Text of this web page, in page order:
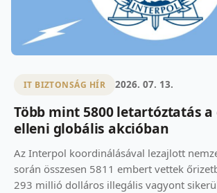
IT BIZTONSÁG HÍR 2026. 07. 13.
Több mint 5800 letartóztatás a
elleni globális akcióban
Az Interpol koordinálásával lezajlott
során összesen 5811 embert vettek
293 millió dolláros illegális vagyont